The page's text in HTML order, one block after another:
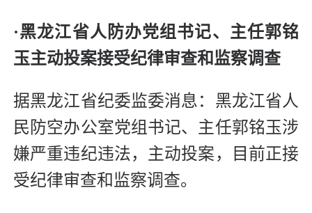
·黑龙江省人防办党组书记、主任郭铭
玉主动投案接受纪律审查和监察调查
据黑龙江省纪委监委消息：黑龙江省人
民防空办公室党组书记、主任郭铭玉涉
嫌严重违纪违法，主动投案，目前正接
受纪律审查和监察调查。